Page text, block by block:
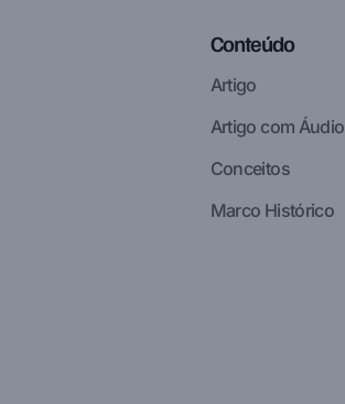
Conteúdo
Artigo
Artigo com Áudio
Conceitos
Marco Histórico